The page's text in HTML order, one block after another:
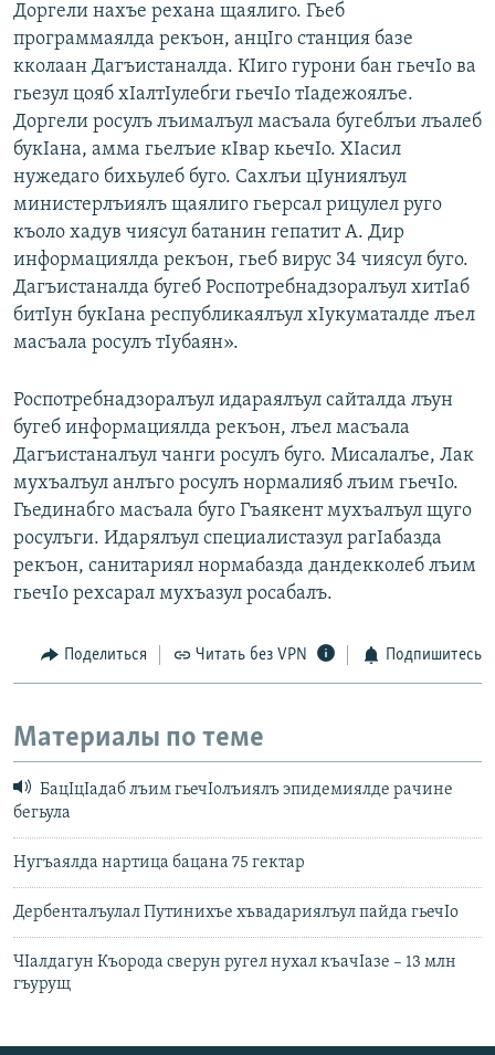
Доргели нахъе рехана щаялиго. Гьеб
программаялда рекъон, анцIго станция базе
кколаан Дагъистаналда. КIиго гурони бан гьечIо ва
гьезул цояб хIалтIулебги гьечIо тIадежоялъе.
Доргели росулъ лъималъул масъала бугеблъи лъалеб
букIана, амма гьелъие кIвар кьечIо. ХIасил
нужедаго бихьулеб буго. Сахлъи цIуниялъул
министерлъиялъ щаялиго гьерсал рицулел руго
къоло хадув чиясул батанин гепатит А. Дир
информациялда рекъон, гьеб вирус 34 чиясул буго.
Дагъистаналда бугеб Роспотребнадзоралъул хитIаб
битIун букIана республикаялъул хIукуматалде лъел
масъала росулъ тIубаян».
Роспотребнадзоралъул идараялъул сайталда лъун
бугеб информациялда рекъон, лъел масъала
Дагъистаналъул чанги росулъ буго. Мисалалъе, Лак
мухъалъул анлъго росулъ нормалияб лъим гьечIо.
Гьединабго масъала буго Гъаякент мухъалъул щуго
росулъги. Идарялъул специалистазул рагIабазда
рекъон, санитариял нормабазда дандекколеб лъим
гьечIо рехсарал мухъазул росабалъ.
Поделиться Читать без VPN Подпишитесь
Материалы по теме
БацIцIадаб лъим гьечIолъиялъ эпидемиялде рачине
бегьула
Нугъаялда нартица бацана 75 гектар
Дербенталъулал Путинихъе хъвадариялъул пайда гьечIо
ЧIалдагун Къорода сверун ругел нухал къачIазе – 13 млн
гъурущ